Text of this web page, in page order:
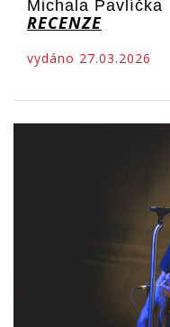
Michala Pavlíčka
RECENZE
vydáno 27.03.2026